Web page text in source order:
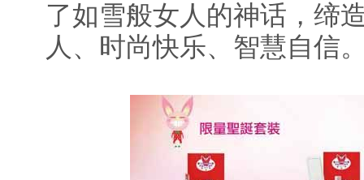
了如雪般女人的神话，缔
人、时尚快乐、智慧自信